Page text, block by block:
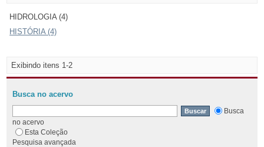
HIDROLOGIA (4)
HISTÓRIA (4)
Exibindo itens 1-2
Busca no acervo
Busca
no acervo
Esta Coleção
Pesquisa avançada